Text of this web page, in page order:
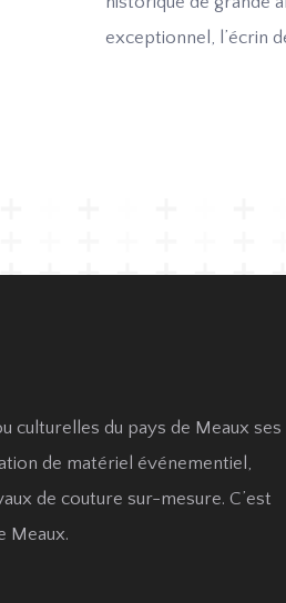
exceptionnel, l’écrin
culturelles du pays de Meaux ses
de matériel événementiel,
de couture sur-mesure. C’est
Meaux.